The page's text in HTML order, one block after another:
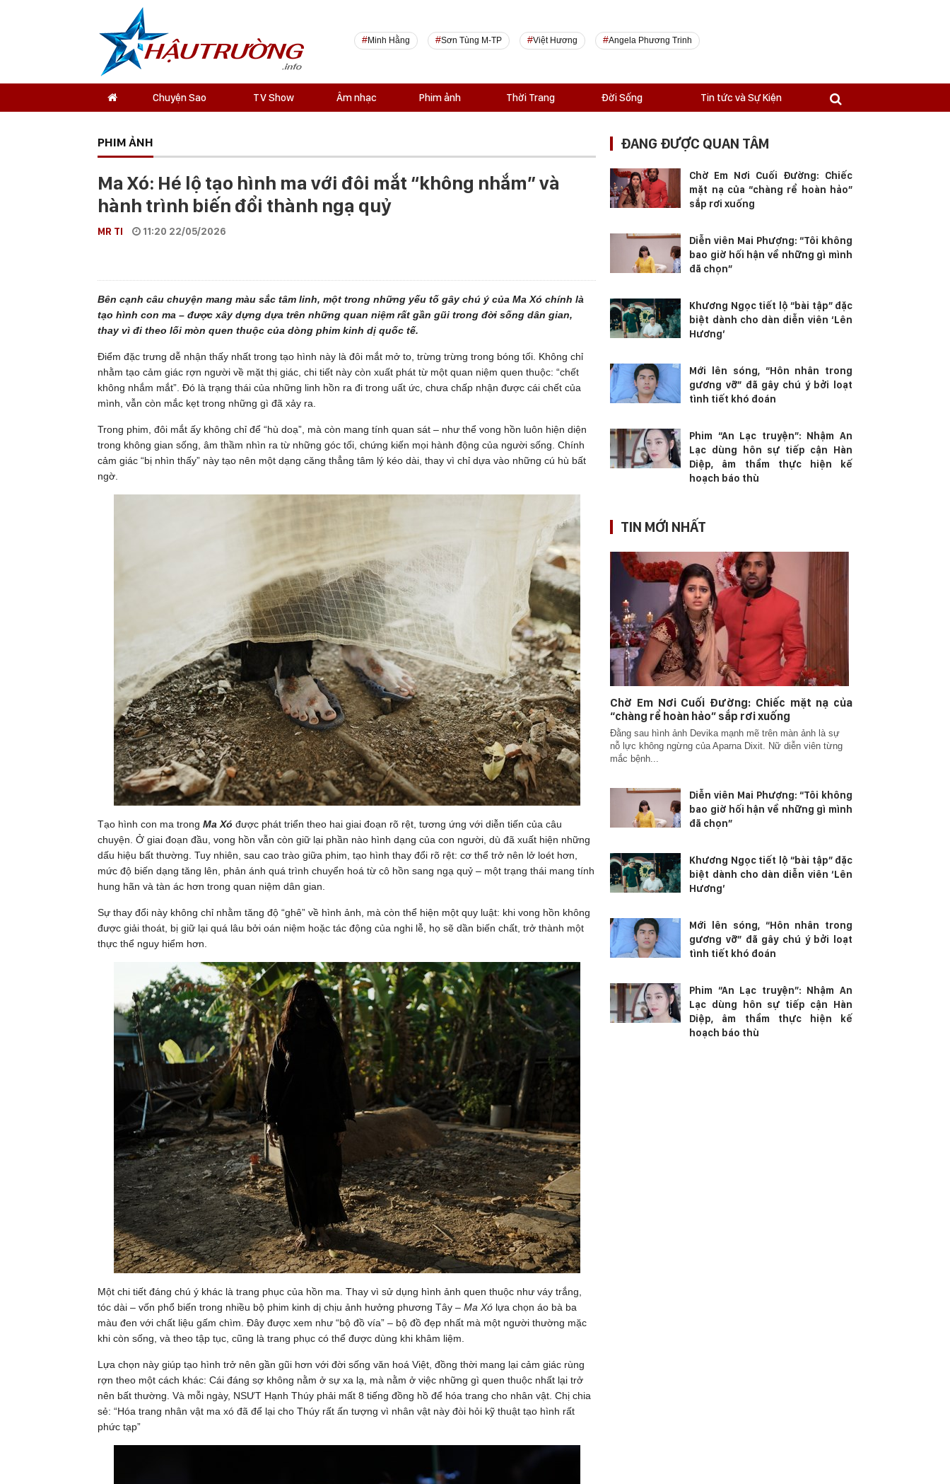
Minh Hằng Sơn Tùng M-TP Việt Hương Angela Phương Trinh
Chuyện Sao TV Show Âm nhạc Phim ảnh Thời Trang Đời Sống Tin tức và Sự Kiện
PHIM ẢNH
Ma Xó: Hé lộ tạo hình ma với đôi mắt “không nhắm” và
hành trình biến đổi thành ngạ quỷ
MR TI 11:20 22/05/2026
Bên cạnh câu chuyện mang màu sắc tâm linh, một trong những yếu tố gây chú ý của Ma Xó chính là
tạo hình con ma – được xây dựng dựa trên những quan niệm rất gần gũi trong đời sống dân gian,
thay vì đi theo lối mòn quen thuộc của dòng phim kinh dị quốc tế.
Điểm đặc trưng dễ nhận thấy nhất trong tạo hình này là đôi mắt mở to, trừng trừng trong bóng tối. Không chỉ
nhằm tạo cảm giác rợn người về mặt thị giác, chi tiết này còn xuất phát từ một quan niệm quen thuộc: “chết
không nhắm mắt”. Đó là trạng thái của những linh hồn ra đi trong uất ức, chưa chấp nhận được cái chết của
mình, vẫn còn mắc kẹt trong những gì đã xảy ra.
Trong phim, đôi mắt ấy không chỉ để “hù doạ”, mà còn mang tính quan sát – như thể vong hồn luôn hiện diện
trong không gian sống, âm thầm nhìn ra từ những góc tối, chứng kiến mọi hành động của người sống. Chính
cảm giác “bị nhìn thấy” này tạo nên một dạng căng thẳng tâm lý kéo dài, thay vì chỉ dựa vào những cú hù bất
ngờ.
Tạo hình con ma trong Ma Xó được phát triển theo hai giai đoạn rõ rệt, tương ứng với diễn tiến của câu
chuyện. Ở giai đoạn đầu, vong hồn vẫn còn giữ lại phần nào hình dạng của con người, dù đã xuất hiện những
dấu hiệu bất thường. Tuy nhiên, sau cao trào giữa phim, tạo hình thay đổi rõ rệt: cơ thể trở nên lở loét hơn,
mức độ biến dạng tăng lên, phản ánh quá trình chuyển hoá từ cô hồn sang ngạ quỷ – một trạng thái mang tính
hung hãn và tàn ác hơn trong quan niệm dân gian.
Sự thay đổi này không chỉ nhằm tăng độ “ghê” về hình ảnh, mà còn thể hiện một quy luật: khi vong hồn không
được giải thoát, bị giữ lại quá lâu bởi oán niệm hoặc tác động của nghi lễ, họ sẽ dần biến chất, trở thành một
thực thể nguy hiểm hơn.
Một chi tiết đáng chú ý khác là trang phục của hồn ma. Thay vì sử dụng hình ảnh quen thuộc như váy trắng,
tóc dài – vốn phổ biến trong nhiều bộ phim kinh dị chịu ảnh hưởng phương Tây – Ma Xó lựa chọn áo bà ba
màu đen với chất liệu gấm chìm. Đây được xem như “bộ đồ vía” – bộ đồ đẹp nhất mà một người thường mặc
khi còn sống, và theo tập tục, cũng là trang phục có thể được dùng khi khâm liệm.
Lựa chọn này giúp tạo hình trở nên gần gũi hơn với đời sống văn hoá Việt, đồng thời mang lại cảm giác rùng
rợn theo một cách khác: Cái đáng sợ không nằm ở sự xa lạ, mà nằm ở việc những gì quen thuộc nhất lại trở
nên bất thường. Và mỗi ngày, NSƯT Hạnh Thúy phải mất 8 tiếng đồng hồ để hóa trang cho nhân vật. Chị chia
sẻ: “Hóa trang nhân vật ma xó đã để lại cho Thúy rất ấn tượng vì nhân vật này đòi hỏi kỹ thuật tạo hình rất
phức tạp”
ĐANG ĐƯỢC QUAN TÂM
Chờ Em Nơi Cuối Đường: Chiếc
mặt nạ của “chàng rể hoàn hảo”
sắp rơi xuống
Diễn viên Mai Phượng: “Tôi không
bao giờ hối hận về những gì mình
đã chọn”
Khương Ngọc tiết lộ “bài tập” đặc
biệt dành cho dàn diễn viên ‘Lên
Hương’
Mới lên sóng, “Hôn nhân trong
gương vỡ” đã gây chú ý bởi loạt
tình tiết khó đoán
Phim “An Lạc truyện”: Nhậm An
Lạc dùng hôn sự tiếp cận Hàn
Diệp, âm thầm thực hiện kế
hoạch báo thù
TIN MỚI NHẤT
Chờ Em Nơi Cuối Đường: Chiếc mặt nạ của
“chàng rể hoàn hảo” sắp rơi xuống
Đằng sau hình ảnh Devika mạnh mẽ trên màn ảnh là sự
nỗ lực không ngừng của Aparna Dixit. Nữ diễn viên từng
mắc bệnh...
Diễn viên Mai Phượng: “Tôi không
bao giờ hối hận về những gì mình
đã chọn”
Khương Ngọc tiết lộ “bài tập” đặc
biệt dành cho dàn diễn viên ‘Lên
Hương’
Mới lên sóng, “Hôn nhân trong
gương vỡ” đã gây chú ý bởi loạt
tình tiết khó đoán
Phim “An Lạc truyện”: Nhậm An
Lạc dùng hôn sự tiếp cận Hàn
Diệp, âm thầm thực hiện kế
hoạch báo thù